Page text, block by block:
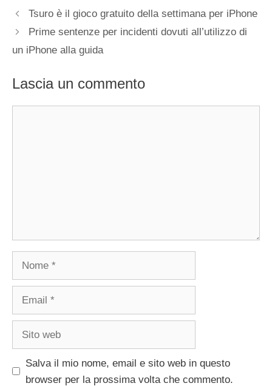
Tsuro è il gioco gratuito della settimana per iPhone
Prime sentenze per incidenti dovuti all’utilizzo di
un iPhone alla guida
Lascia un commento
Nome
Email
Sito
Salva il mio nome, email e sito web in questo
browser per la prossima volta che commento.